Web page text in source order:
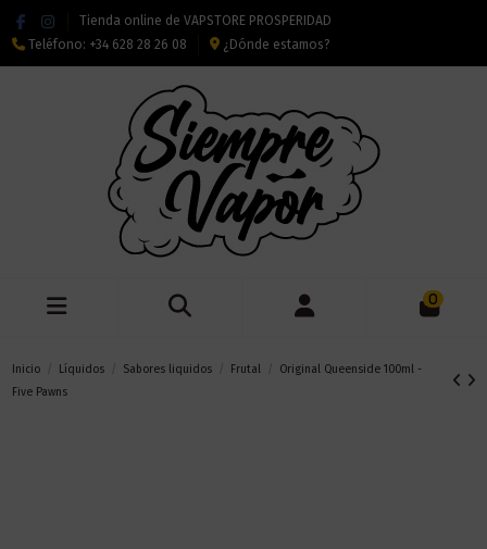
Tienda online de VAPSTORE PROSPERIDAD
Teléfono: +34 628 28 26 08 ¿Dónde estamos?
0
Inicio Líquidos Sabores liquidos Frutal
Original Queenside 100ml -
Five Pawns